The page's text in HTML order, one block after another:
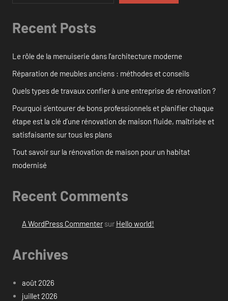
Recent Posts
Le rôle de la menuiserie dans l’architecture moderne
Réparation de meubles anciens : méthodes et conseils
Quels types de travaux confier à une entreprise de rénovation ?
Pourquoi s’entourer de bons professionnels et planifier chaque
étape est la clé d’une rénovation de maison fluide, maîtrisée et
satisfaisante sur tous les plans
Tout savoir sur la rénovation de maison pour un habitat
modernisé
Recent Comments
A WordPress Commentersur Hello world!
Archives
août 2026
juillet 2026